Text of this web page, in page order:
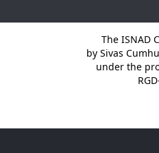
The ISNAD
by Sivas
under the